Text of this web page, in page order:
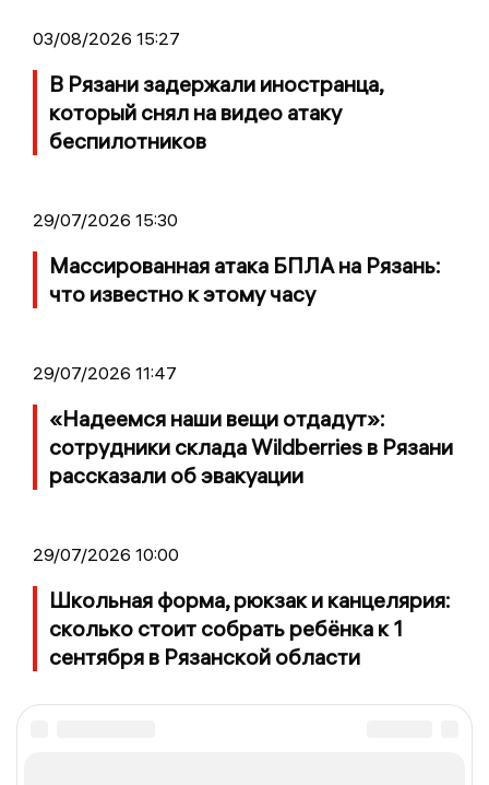
03/08/2026 15:27
В Рязани задержали иностранца,
который снял на видео атаку
беспилотников
29/07/2026 15:30
Массированная атака БПЛА на Рязань:
что известно к этому часу
29/07/2026 11:47
«Надеемся наши вещи отдадут»:
сотрудники склада Wildberries в Рязани
рассказали об эвакуации
29/07/2026 10:00
Школьная форма, рюкзак и канцелярия:
сколько стоит собрать ребёнка к 1
сентября в Рязанской области